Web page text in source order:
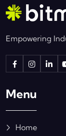
Empowering
Menu
Home